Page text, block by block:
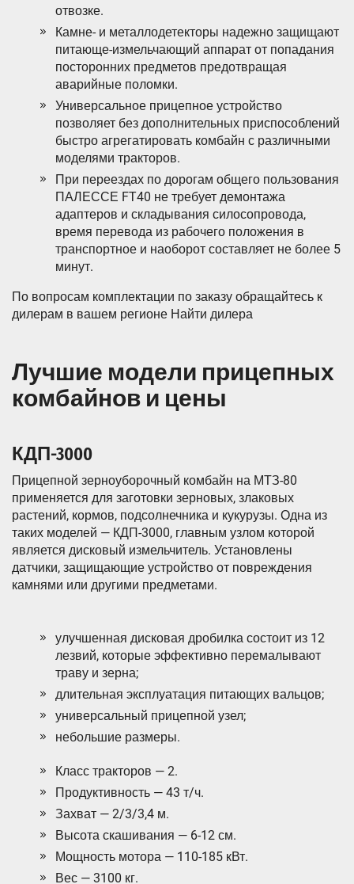
отвозке.
Камне- и металлодетекторы надежно защищают
питающе-измельчающий аппарат от попадания
посторонних предметов предотвращая
аварийные поломки.
Универсальное прицепное устройство
позволяет без дополнительных приспособлений
быстро агрегатировать комбайн с различными
моделями тракторов.
При переездах по дорогам общего пользования
ПАЛЕССЕ FT40 не требует демонтажа
адаптеров и складывания силосопровода,
время перевода из рабочего положения в
транспортное и наоборот составляет не более 5
минут.
По вопросам комплектации по заказу обращайтесь к
дилерам в вашем регионе Найти дилера
Лучшие модели прицепных
комбайнов и цены
КДП-3000
Прицепной зерноуборочный комбайн на МТЗ-80
применяется для заготовки зерновых, злаковых
растений, кормов, подсолнечника и кукурузы. Одна из
таких моделей — КДП-3000, главным узлом которой
является дисковый измельчитель. Установлены
датчики, защищающие устройство от повреждения
камнями или другими предметами.
улучшенная дисковая дробилка состоит из 12
лезвий, которые эффективно перемалывают
траву и зерна;
длительная эксплуатация питающих вальцов;
универсальный прицепной узел;
небольшие размеры.
Класс тракторов — 2.
Продуктивность — 43 т/ч.
Захват — 2/3/3,4 м.
Высота скашивания — 6-12 см.
Мощность мотора — 110-185 кВт.
Вес — 3100 кг.